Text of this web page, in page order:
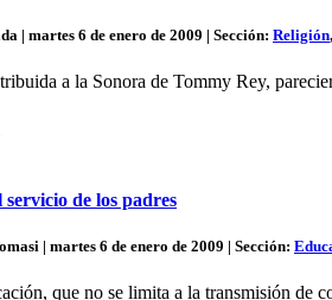
| martes 6 de enero de 2009 | Sección: Religión,
a la Sonora de Tommy Rey,
servicio de los padres
| martes 6 de enero de 2009 | Sección:
que no se limita a la transmisión de